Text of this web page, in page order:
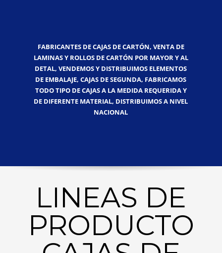
FABRICANTES DE CAJAS DE CARTÓN, VENTA DE
LAMINAS Y ROLLOS DE CARTÓN POR MAYOR Y AL
DETAL, VENDEMOS Y DISTRIBUIMOS ELEMENTOS
DE EMBALAJE, CAJAS DE SEGUNDA, FABRICAMOS
TODO TIPO DE CAJAS A LA MEDIDA REQUERIDA Y
DE DIFERENTE MATERIAL, DISTRIBUIMOS A NIVEL
NACIONAL
LINEAS DE
PRODUCTO